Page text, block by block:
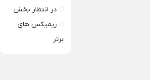
در انتظار پخش
ریمیکس های
برتر